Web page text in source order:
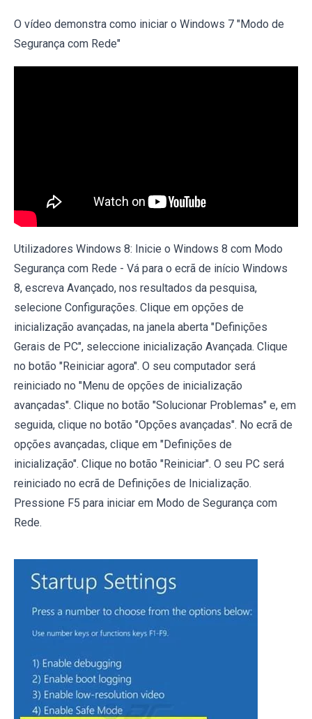
O vídeo demonstra como iniciar o Windows 7 "Modo de
Segurança com Rede"
Utilizadores Windows 8: Inicie o Windows 8 com Modo
Segurança com Rede - Vá para o ecrã de início Windows
8, escreva Avançado, nos resultados da pesquisa,
selecione Configurações. Clique em opções de
inicialização avançadas, na janela aberta "Definições
Gerais de PC", seleccione inicialização Avançada. Clique
no botão "Reiniciar agora". O seu computador será
reiniciado no "Menu de opções de inicialização
avançadas". Clique no botão "Solucionar Problemas" e, em
seguida, clique no botão "Opções avançadas". No ecrã de
opções avançadas, clique em "Definições de
inicialização". Clique no botão "Reiniciar". O seu PC será
reiniciado no ecrã de Definições de Inicialização.
Pressione F5 para iniciar em Modo de Segurança com
Rede.